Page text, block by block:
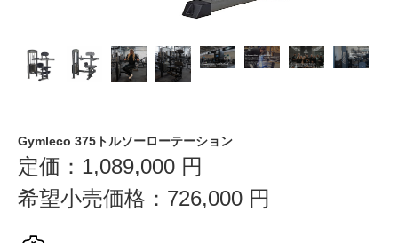
Gymleco 375トルソーローテーション
定価： 1,089,000 円
希望小売価格： 726,000 円